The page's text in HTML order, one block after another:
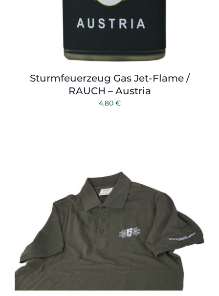
Sturmfeuerzeug Gas Jet-Flame /
RAUCH – Austria
4,80 €